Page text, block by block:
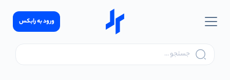
ورود به رابکس